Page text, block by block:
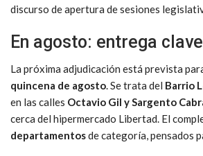
discurso de apertura de sesiones
En agosto: entrega
La próxima adjudicación está prevista
quincena de agosto. Se trata del Barrio
en las calles Octavio Gil y Sargento
cerca del hipermercado Libertad. El
departamentosde categoría, pensados